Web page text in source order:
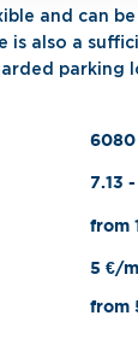
and can
is also a
parking
6080
7.13
from
5 €/m
from